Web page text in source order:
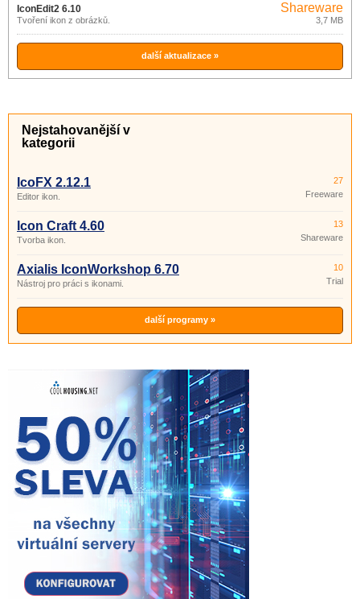
IconEdit2 6.10
Tvoření ikon z obrázků.
Shareware
3,7 MB
další aktualizace »
Nejstahovanější v
kategorii
IcoFX 2.12.1
Editor ikon.
27
Freeware
Icon Craft 4.60
Tvorba ikon.
13
Shareware
Axialis IconWorkshop 6.70
Nástroj pro práci s ikonami.
10
Trial
další programy »